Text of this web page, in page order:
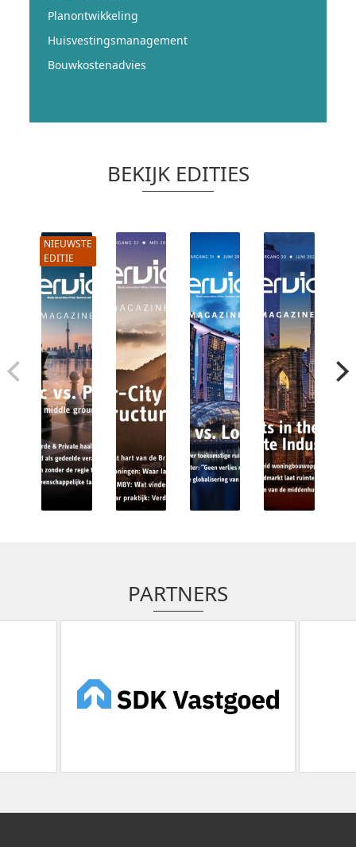
Planontwikkeling
Huisvestingsmanagement
Bouwkostenadvies
BEKIJK EDITIES
PARTNERS